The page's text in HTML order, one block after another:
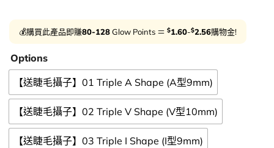
💰購買此產品即賺80-128Glow Points ＝ $1.60-$2.56購物金!
Options
【送睫毛攝子】01 Triple A Shape (A型9mm)
【送睫毛攝子】02 Triple V Shape (V型10mm)
【送睫毛攝子】03 Triple I Shape (I型9mm)